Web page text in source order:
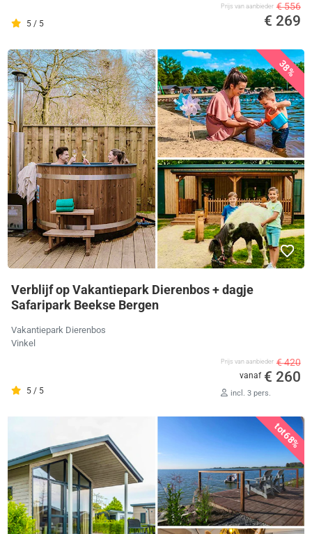
5 / 5
Prijs van aanbieder € 556
€ 269
38%
Verblijf op Vakantiepark Dierenbos + dagje
Safaripark Beekse Bergen
Vakantiepark Dierenbos
Vinkel
5 / 5
Prijs van aanbieder € 420
vanaf € 260
incl. 3 pers.
tot
68%